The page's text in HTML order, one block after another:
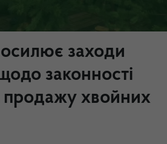
заходи
законності
продажу хвойних